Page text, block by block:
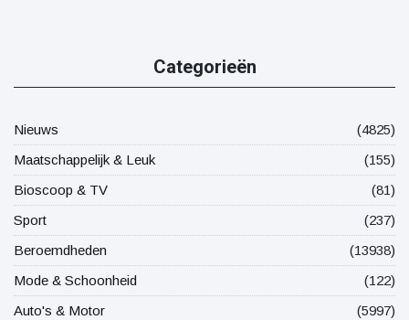
Categorieën
Nieuws
(4825)
Maatschappelijk & Leuk
(155)
Bioscoop & TV
(81)
Sport
(237)
Beroemdheden
(13938)
Mode & Schoonheid
(122)
Auto's & Motor
(5997)